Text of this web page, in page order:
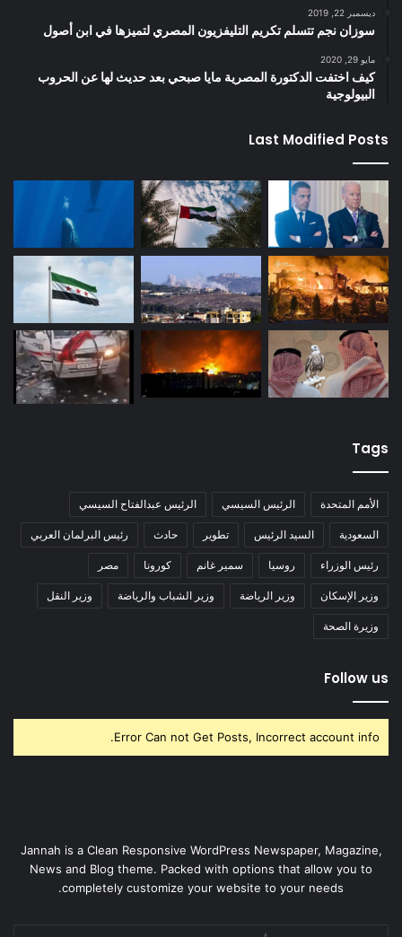
ديسمبر 22, 2019
سوزان نجم تتسلم تكريم التليفزيون المصري لتميزها في ابن أصول
مايو 29, 2020
كيف اختفت الدكتورة المصرية مايا صبحي بعد حديث لها عن الحروب
البيولوجية
Last Modified Posts
Tags
الأمم المتحدة الرئيس السيسي الرئيس عبدالفتاح السيسي
السعودية السيد الرئيس تطوير حادث رئيس البرلمان العربي
رئيس الوزراء روسيا سمير غانم كورونا مصر
وزير الإسكان وزير الرياضة وزير الشباب والرياضة وزير النقل
وزيرة الصحة
Follow us
Error Can not Get Posts, Incorrect account info.
Jannah is a Clean Responsive WordPress Newspaper, Magazine,
News and Blog theme. Packed with options that allow you to
completely customize your website to your needs.